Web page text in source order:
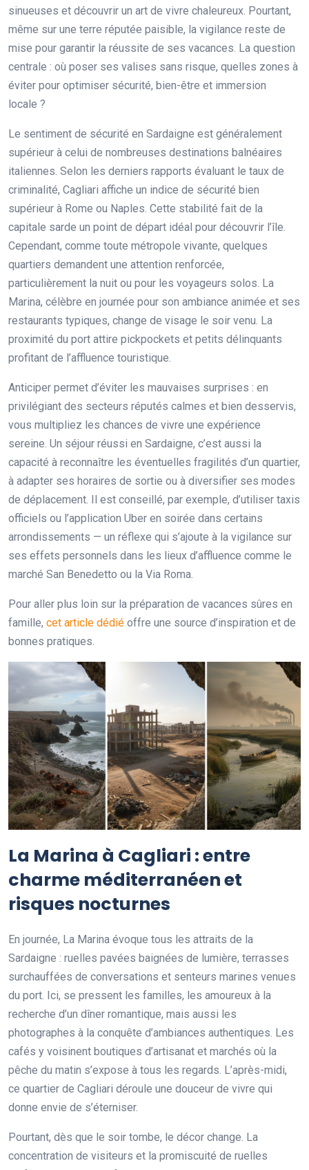
sinueuses et découvrir un art de vivre chaleureux. Pourtant,
même sur une terre réputée paisible, la vigilance reste de
mise pour garantir la réussite de ses vacances. La question
centrale : où poser ses valises sans risque, quelles zones à
éviter pour optimiser sécurité, bien-être et immersion
locale ?
Le sentiment de sécurité en Sardaigne est généralement
supérieur à celui de nombreuses destinations balnéaires
italiennes. Selon les derniers rapports évaluant le taux de
criminalité, Cagliari affiche un indice de sécurité bien
supérieur à Rome ou Naples. Cette stabilité fait de la
capitale sarde un point de départ idéal pour découvrir l’île.
Cependant, comme toute métropole vivante, quelques
quartiers demandent une attention renforcée,
particulièrement la nuit ou pour les voyageurs solos. La
Marina, célèbre en journée pour son ambiance animée et ses
restaurants typiques, change de visage le soir venu. La
proximité du port attire pickpockets et petits délinquants
profitant de l’affluence touristique.
Anticiper permet d’éviter les mauvaises surprises : en
privilégiant des secteurs réputés calmes et bien desservis,
vous multipliez les chances de vivre une expérience
sereine. Un séjour réussi en Sardaigne, c’est aussi la
capacité à reconnaître les éventuelles fragilités d’un quartier,
à adapter ses horaires de sortie ou à diversifier ses modes
de déplacement. Il est conseillé, par exemple, d’utiliser taxis
officiels ou l’application Uber en soirée dans certains
arrondissements — un réflexe qui s’ajoute à la vigilance sur
ses effets personnels dans les lieux d’affluence comme le
marché San Benedetto ou la Via Roma.
Pour aller plus loin sur la préparation de vacances sûres en
famille, cet article dédié offre une source d’inspiration et de
bonnes pratiques.
La Marina à Cagliari : entre
charme méditerranéen et
risques nocturnes
En journée, La Marina évoque tous les attraits de la
Sardaigne : ruelles pavées baignées de lumière, terrasses
surchauffées de conversations et senteurs marines venues
du port. Ici, se pressent les familles, les amoureux à la
recherche d’un dîner romantique, mais aussi les
photographes à la conquête d’ambiances authentiques. Les
cafés y voisinent boutiques d’artisanat et marchés où la
pêche du matin s’expose à tous les regards. L’après-midi,
ce quartier de Cagliari déroule une douceur de vivre qui
donne envie de s’éterniser.
Pourtant, dès que le soir tombe, le décor change. La
concentration de visiteurs et la promiscuité de ruelles